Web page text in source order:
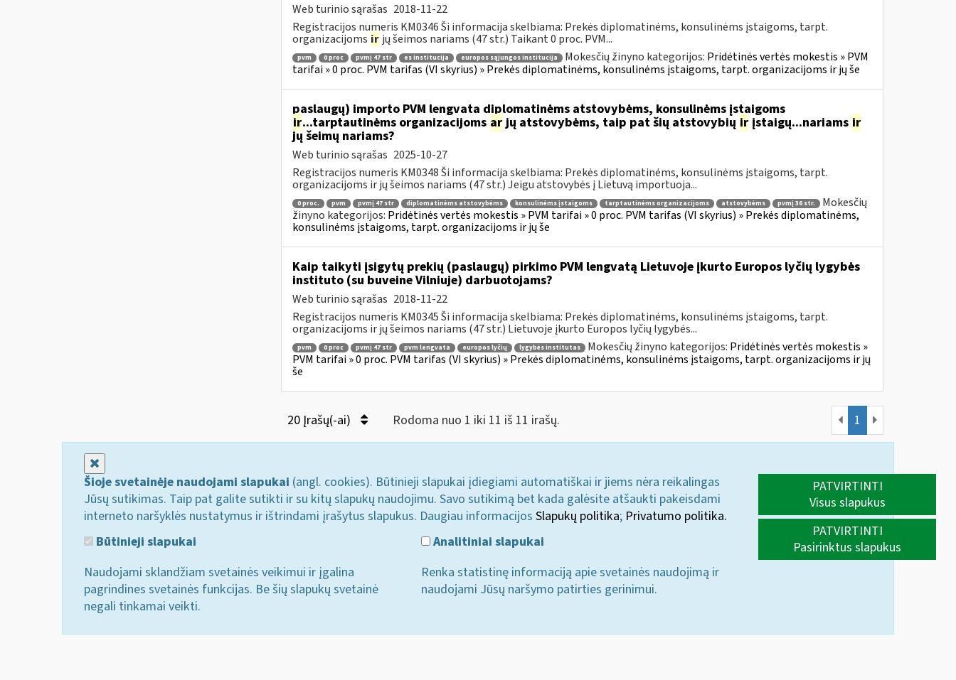
Web turinio sąrašas 2018-11-22
Registracijos numeris KM0346 Ši informacija skelbiama: Prekės diplomatinėms, konsulinėms įstaigoms, tarpt.
organizacijoms ir jų šeimos nariams (47 str.) Taikant 0 proc. PVM...
pvm 0 proc pvmį 47 str es institucija europos sąjungos institucija Mokesčių žinyno kategorijos: Pridėtinės vertės mokestis » PVM
tarifai » 0 proc. PVM tarifas (VI skyrius) » Prekės diplomatinėms, konsulinėms įstaigoms, tarpt. organizacijoms ir jų še
paslaugų) importo PVM lengvata diplomatinėms atstovybėms, konsulinėms įstaigoms
ir...tarptautinėms organizacijoms arjų atstovybėms, taip pat šių atstovybių irįstaigų...nariams ir
jų šeimų nariams?
Web turinio sąrašas 2025-10-27
Registracijos numeris KM0348 Ši informacija skelbiama: Prekės diplomatinėms, konsulinėms įstaigoms, tarpt.
organizacijoms ir jų šeimos nariams (47 str.) Jeigu atstovybės į Lietuvą importuoja...
0 proc. pvm pvmį 47 str diplomatinėms atstovybėms konsulinėms įstaigoms tarptautinėms organizacijoms atstovybėms pvmį 36 str.
Mokesčių
žinyno kategorijos: Pridėtinės vertės mokestis » PVM tarifai » 0 proc. PVM tarifas (VI skyrius) » Prekės diplomatinėms,
konsulinėms įstaigoms, tarpt. organizacijoms ir jų še
Kaip taikyti įsigytų prekių (paslaugų) pirkimo PVM lengvatą Lietuvoje įkurto Europos lyčių lygybės
instituto (su buveine Vilniuje) darbuotojams?
Web turinio sąrašas 2018-11-22
Registracijos numeris KM0345 Ši informacija skelbiama: Prekės diplomatinėms, konsulinėms įstaigoms, tarpt.
organizacijoms ir jų šeimos nariams (47 str.) Lietuvoje įkurto Europos lyčių lygybės...
pvm 0 proc pvmį 47 str pvm lengvata europos lyčių lygybės institutas Mokesčių žinyno kategorijos: Pridėtinės vertės mokestis »
PVM tarifai » 0 proc. PVM tarifas (VI skyrius) » Prekės diplomatinėms, konsulinėms įstaigoms, tarpt. organizacijoms ir jų
še
20 Įrašų(-ai) Rodoma nuo 1 iki 11 iš 11 irašų. 1
Šioje svetainėje naudojami slapukai (angl. cookies). Būtinieji slapukai įdiegiami automatiškai ir jiems nėra reikalingas
Jūsų sutikimas. Taip pat galite sutikti ir su kitų slapukų naudojimu. Savo sutikimą bet kada galėsite atšaukti pakeisdami
interneto naršyklės nustatymus ir ištrindami įrašytus slapukus. Daugiau informacijos Slapukų politika; Privatumo politika.
Būtinieji slapukai
Naudojami sklandžiam svetainės veikimui ir įgalina
pagrindines svetainės funkcijas. Be šių slapukų svetainė
negali tinkamai veikti.
Analitiniai slapukai
Renka statistinę informaciją apie svetainės naudojimą ir
naudojami Jūsų naršymo patirties gerinimui.
PATVIRTINTI
Visus slapukus
PATVIRTINTI
Pasirinktus slapukus